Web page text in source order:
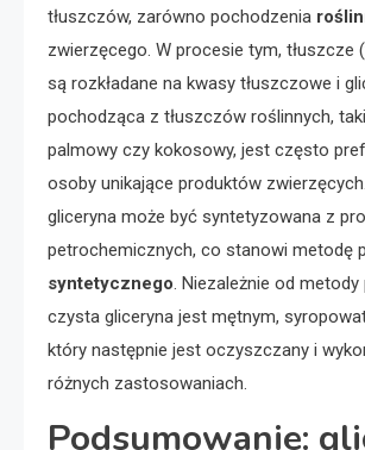
tłuszczów, zarówno pochodzenia
zwierzęcego. W procesie tym, tłuszcze
są rozkładane na kwasy tłuszczowe i
pochodząca z tłuszczów roślinnych,
palmowy czy kokosowy, jest często
osoby unikające produktów
gliceryna może być syntetyzowana z
petrochemicznych, co stanowi metodę
syntetycznego. Niezależnie od metody
czysta gliceryna jest mętnym,
który następnie jest oczyszczany i
różnych zastosowaniach.
Podsumowanie: